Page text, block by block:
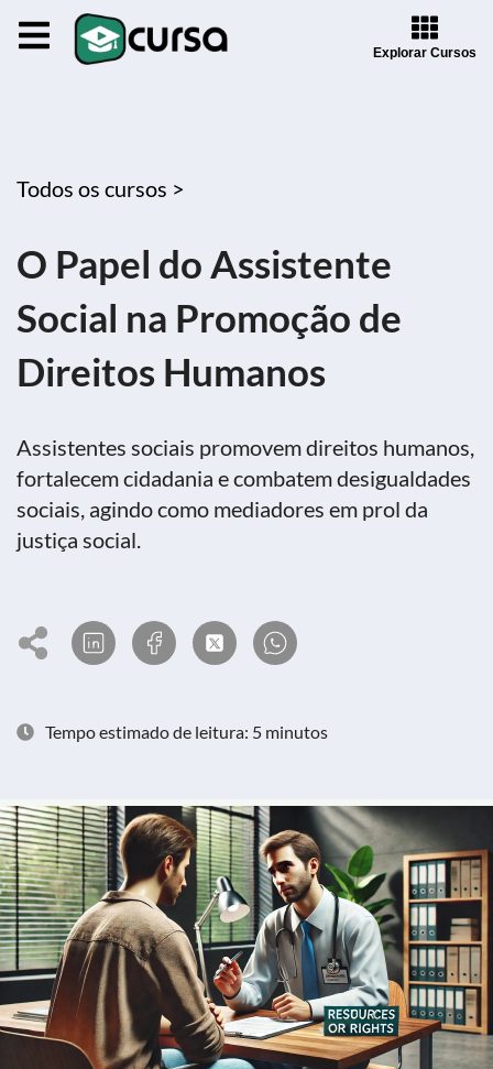
Explorar Cursos
Todos os cursos >
O Papel do Assistente
Social na Promoção de
Direitos Humanos
Assistentes sociais promovem direitos humanos,
fortalecem cidadania e combatem desigualdades
sociais, agindo como mediadores em prol da
justiça social.
Tempo estimado de leitura: 5 minutos